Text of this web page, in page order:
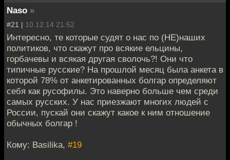
Naso »
#21 | 10.12.14 21:52
Интересно, те которые судят о нас по (НЕ)наших
политиков, что скажут про всякие ельцины,
горбачевы и всякая другая сволочь?! Они что
типичные русские? На прошлой месяц была анкета в
которой 78% от анкетированных болгар определяют
себя как русофилы. Это наверно больше чем среди
самых русских. У нас приезжают многих людей с
России, пускай они скажут какое к ним отношение
обычных болгар !
Кому: Basilika, #19